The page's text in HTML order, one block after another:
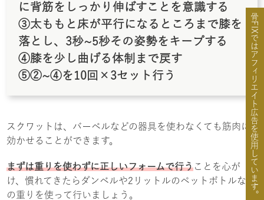
に背筋をしっかり伸ばすことを意識する
③太ももと床が平行になるところまで膝を
落とし、3秒~5秒その姿勢をキープする
④膝を少し曲げる体制まで戻す
⑤②~④を10回×3セット行う
スクワットは、バーベルなどの器具を使わなくても筋肉に
効かせることができます。
まずは重りを使わずに正しいフォームで行うことを心が
け、慣れてきたらダンベルや2リットルのペットボトルなど
の重りを使って行いましょう。
骨FIXではアフィリエイト広告を使用しています。